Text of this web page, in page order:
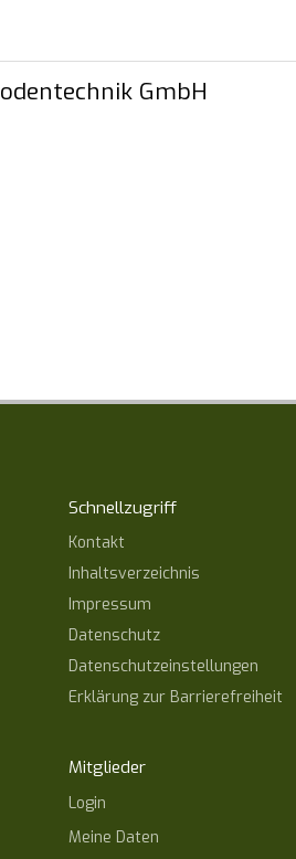
GmbH
Schnellzugriff
Kontakt
Inhaltsverzeichnis
Impressum
Datenschutz
Datenschutzeinstellungen
Erklärung zur Barrierefreiheit
Mitglieder
Login
Meine Daten